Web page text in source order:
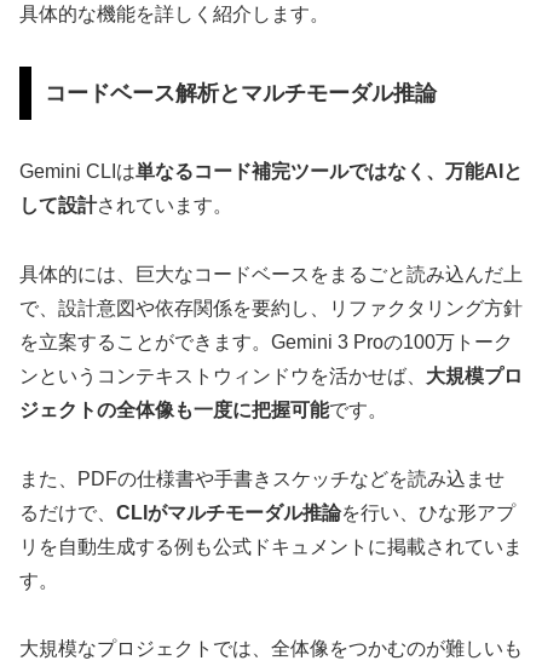
具体的な機能を詳しく紹介します。
コードベース解析とマルチモーダル推論
Gemini CLIは単なるコード補完ツールではなく、万能AIと
して設計されています。
具体的には、巨大なコードベースをまるごと読み込んだ上
で、設計意図や依存関係を要約し、リファクタリング方針
を立案することができます。Gemini 3 Proの100万トーク
ンというコンテキストウィンドウを活かせば、 大規模プロ
ジェクトの全体像も一度に把握可能です。
また、PDFの仕様書や手書きスケッチなどを読み込ませ
るだけで、 CLIがマルチモーダル推論を行い、ひな形アプ
リを自動生成する例も公式ドキュメントに掲載されていま
す。
大規模なプロジェクトでは、全体像をつかむのが難しいも